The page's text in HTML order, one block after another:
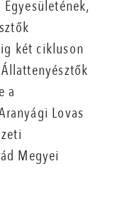
két cikluson
a
Lovas
Megyei